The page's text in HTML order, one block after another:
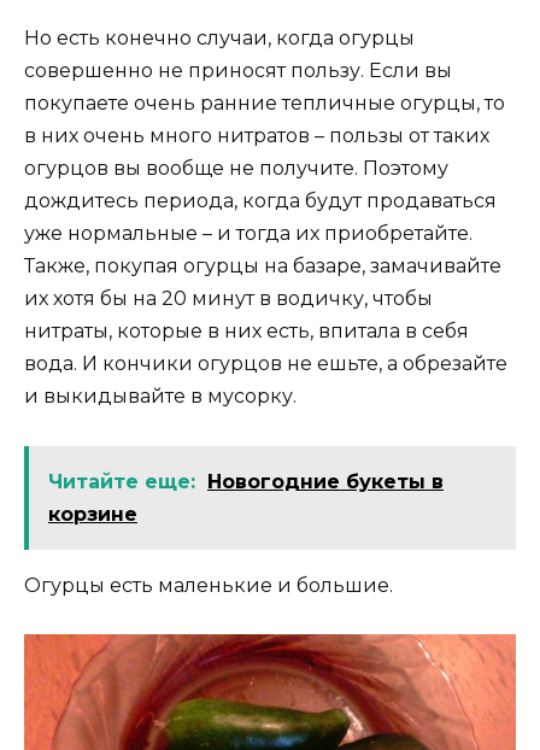
Но есть конечно случаи, когда огурцы
совершенно не приносят пользу. Если вы
покупаете очень ранние тепличные огурцы, то
в них очень много нитратов – пользы от таких
огурцов вы вообще не получите. Поэтому
дождитесь периода, когда будут продаваться
уже нормальные – и тогда их приобретайте.
Также, покупая огурцы на базаре, замачивайте
их хотя бы на 20 минут в водичку, чтобы
нитраты, которые в них есть, впитала в себя
вода. И кончики огурцов не ешьте, а обрезайте
и выкидывайте в мусорку.
Читайте еще: Новогодние букеты в
корзине
Огурцы есть маленькие и большие.